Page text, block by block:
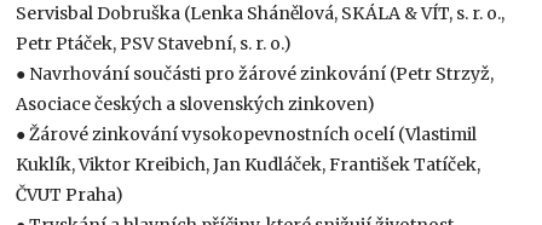
Servisbal Dobruška (Lenka Shánělová, SKÁLA & VÍT, s. r. o.,
Petr Ptáček, PSV Stavební, s. r. o.)
● Navrhování součásti pro žárové zinkování (Petr Strzyž,
Asociace českých a slovenských zinkoven)
● Žárové zinkování vysokopevnostních ocelí (Vlastimil
Kuklík, Viktor Kreibich, Jan Kudláček, František Tatíček,
ČVUT Praha)